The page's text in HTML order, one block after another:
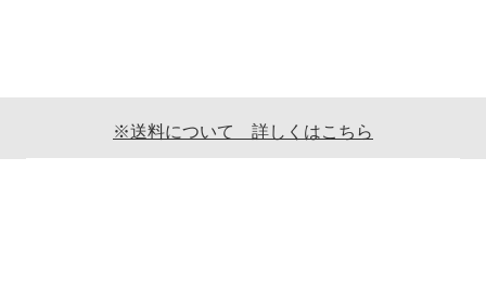
※送料について 詳しくはこちら